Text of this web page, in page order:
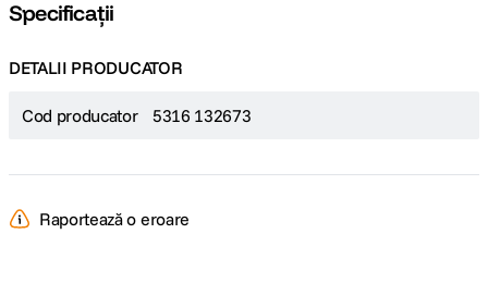
Specificații
DETALII PRODUCATOR
Cod producator 5316 132673
Raportează o eroare